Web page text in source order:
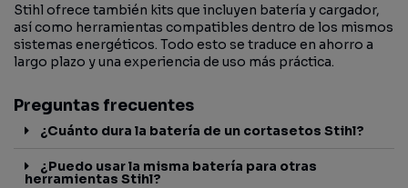
Stihl ofrece también kits que incluyen batería y cargador,
así como herramientas compatibles dentro de los mismos
sistemas energéticos. Todo esto se traduce en ahorro a
largo plazo y una experiencia de uso más práctica.
Preguntas frecuentes
¿Cuánto dura la batería de un cortasetos Stihl?
¿Puedo usar la misma batería para otras
herramientas Stihl?